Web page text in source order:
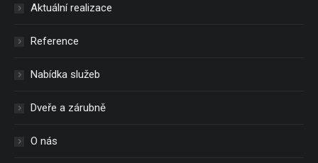
Aktuální realizace
Reference
Nabídka služeb
Dveře a zárubně
O nás